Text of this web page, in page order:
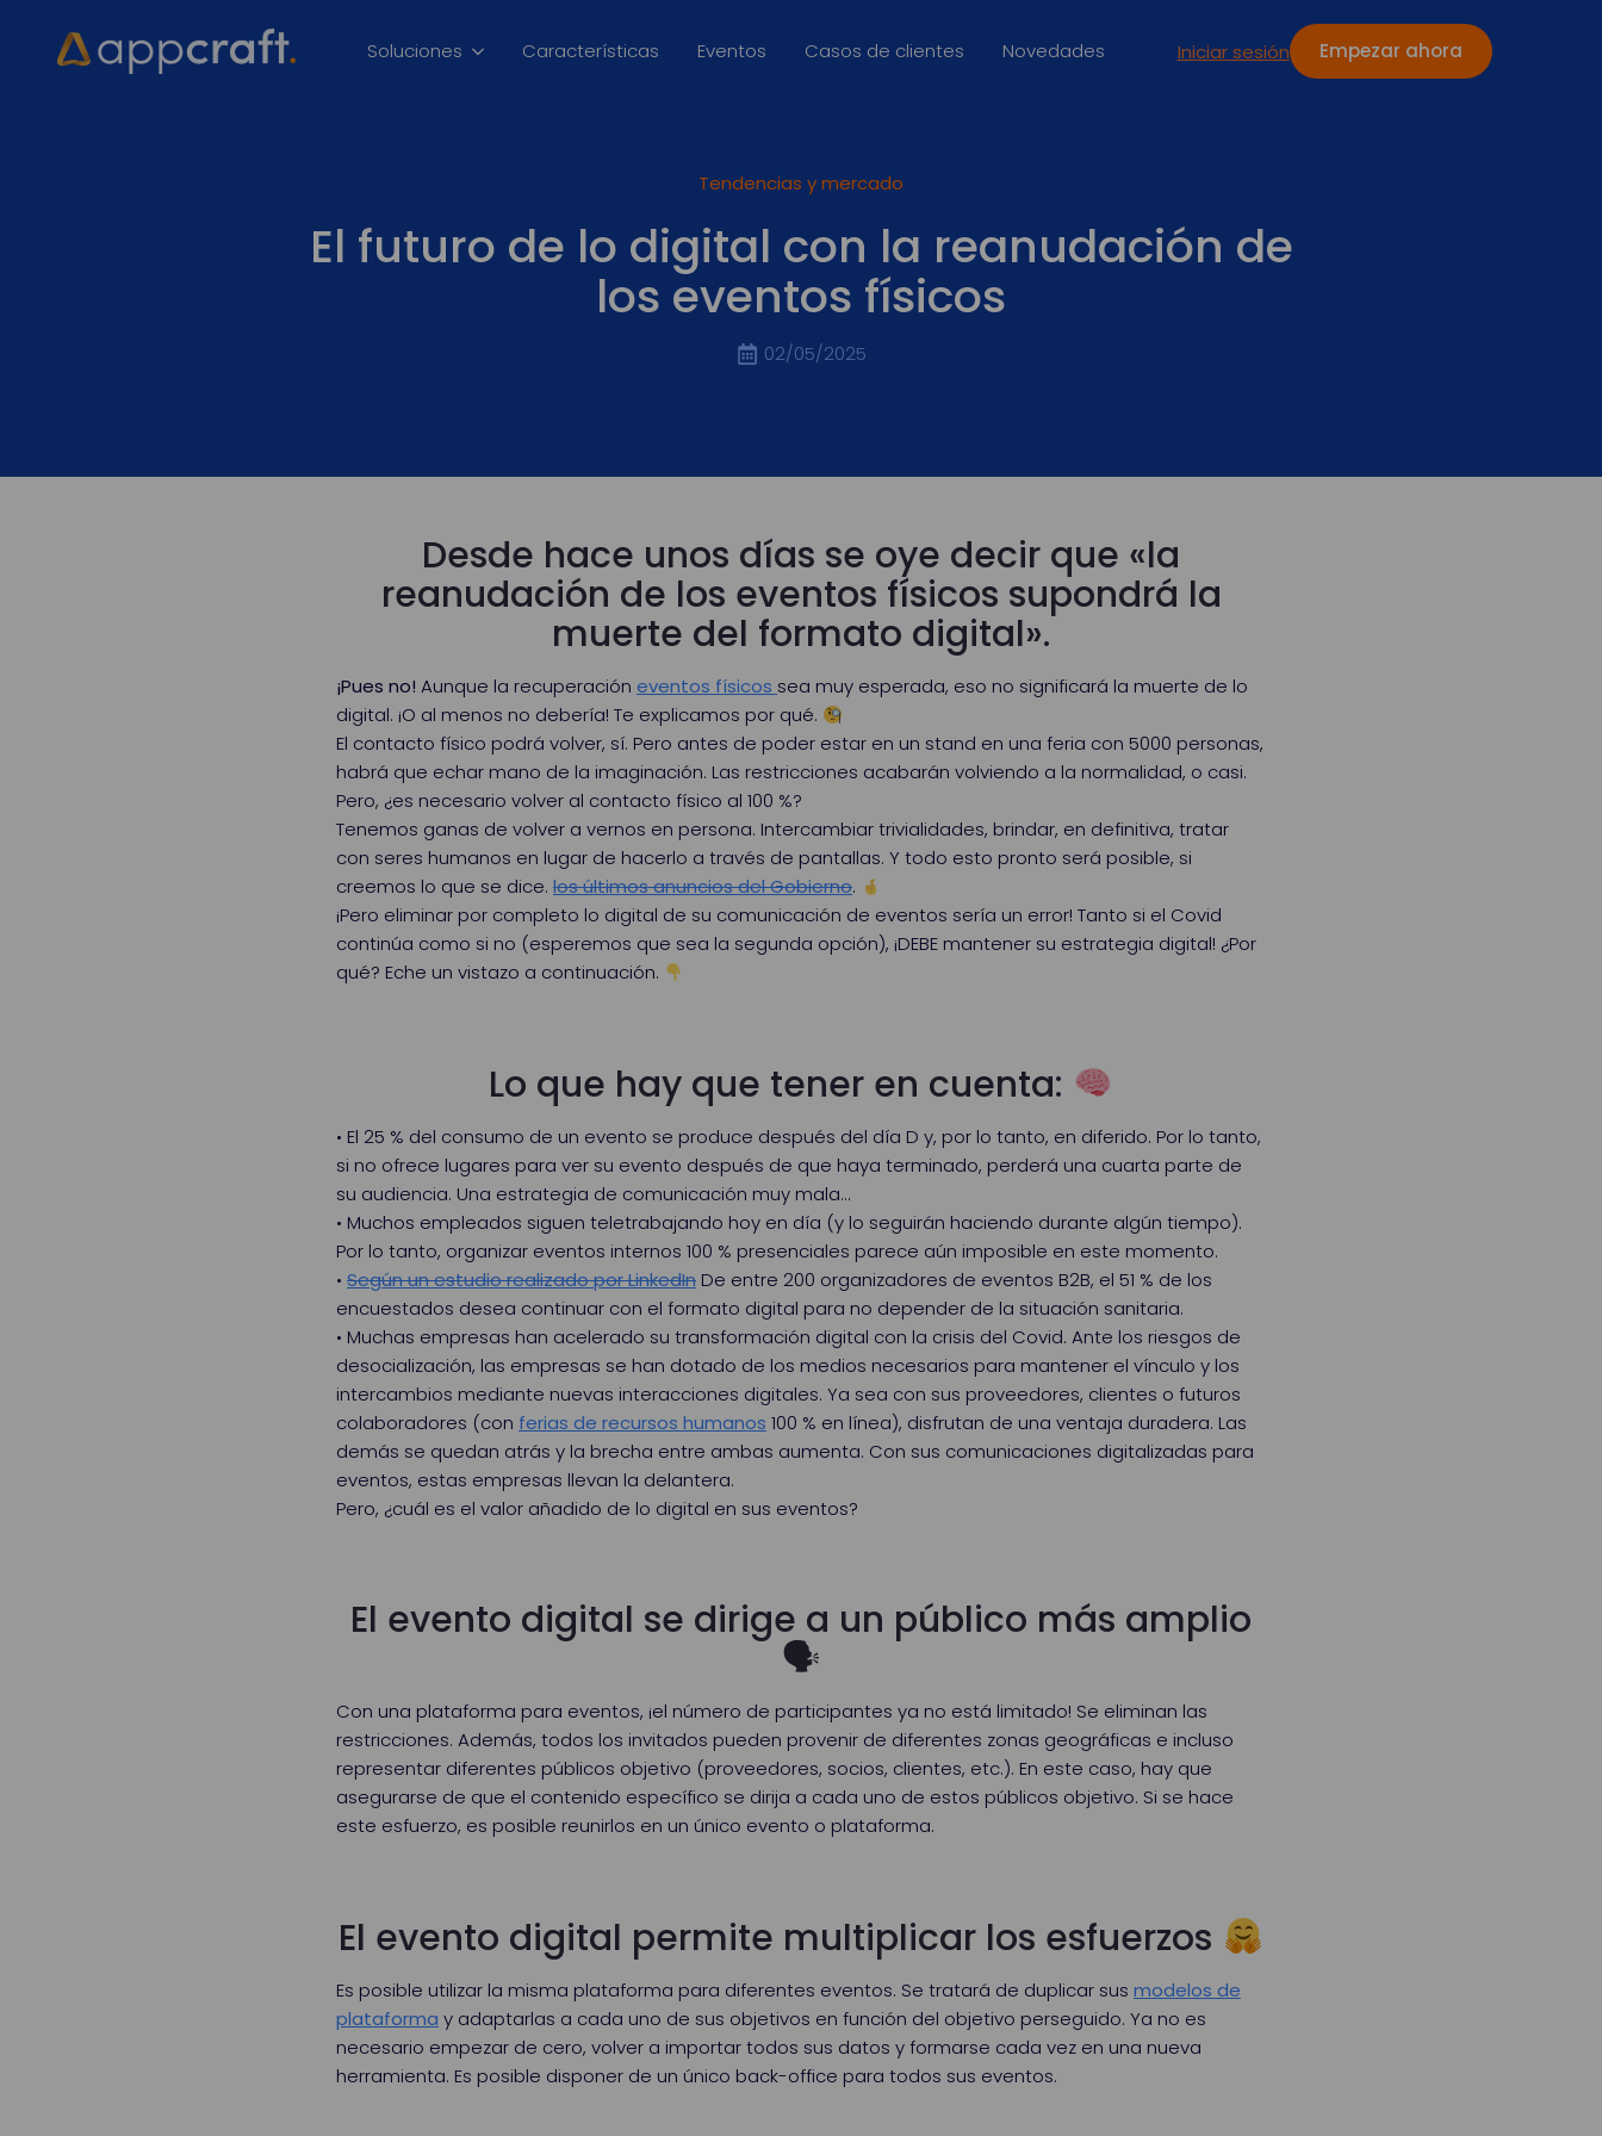
Soluciones Características Eventos Casos de clientes Novedades Iniciar sesión Empezar ahora
Tendencias y mercado
El futuro de lo digital con la reanudación de
los eventos físicos
02/05/2025
Desde hace unos días se oye decir que «la
reanudación de los eventos físicos supondrá la
muerte del formato digital».
¡Pues no! Aunque la recuperación eventos físicos sea muy esperada, eso no significará la muerte de lo
digital. ¡O al menos no debería! Te explicamos por qué.
El contacto físico podrá volver, sí. Pero antes de poder estar en un stand en una feria con 5000 personas,
habrá que echar mano de la imaginación. Las restricciones acabarán volviendo a la normalidad, o casi.
Pero, ¿es necesario volver al contacto físico al 100 %?
Tenemos ganas de volver a vernos en persona. Intercambiar trivialidades, brindar, en definitiva, tratar
con seres humanos en lugar de hacerlo a través de pantallas. Y todo esto pronto será posible, si
creemos lo que se dice. los últimos anuncios del Gobierno.
¡Pero eliminar por completo lo digital de su comunicación de eventos sería un error! Tanto si el Covid
continúa como si no (esperemos que sea la segunda opción), ¡DEBE mantener su estrategia digital! ¿Por
qué? Eche un vistazo a continuación.
Lo que hay que tener en cuenta:
• El 25 % del consumo de un evento se produce después del día D y, por lo tanto, en diferido. Por lo tanto,
si no ofrece lugares para ver su evento después de que haya terminado, perderá una cuarta parte de
su audiencia. Una estrategia de comunicación muy mala...
• Muchos empleados siguen teletrabajando hoy en día (y lo seguirán haciendo durante algún tiempo).
Por lo tanto, organizar eventos internos 100 % presenciales parece aún imposible en este momento.
• Según un estudio realizado por LinkedIn De entre 200 organizadores de eventos B2B, el 51 % de los
encuestados desea continuar con el formato digital para no depender de la situación sanitaria.
• Muchas empresas han acelerado su transformación digital con la crisis del Covid. Ante los riesgos de
desocialización, las empresas se han dotado de los medios necesarios para mantener el vínculo y los
intercambios mediante nuevas interacciones digitales. Ya sea con sus proveedores, clientes o futuros
colaboradores (con ferias de recursos humanos 100 % en línea), disfrutan de una ventaja duradera. Las
demás se quedan atrás y la brecha entre ambas aumenta. Con sus comunicaciones digitalizadas para
eventos, estas empresas llevan la delantera.
Pero, ¿cuál es el valor añadido de lo digital en sus eventos?
El evento digital se dirige a un público más amplio
🗣
Con una plataforma para eventos, ¡el número de participantes ya no está limitado! Se eliminan las
restricciones. Además, todos los invitados pueden provenir de diferentes zonas geográficas e incluso
representar diferentes públicos objetivo (proveedores, socios, clientes, etc.). En este caso, hay que
asegurarse de que el contenido específico se dirija a cada uno de estos públicos objetivo. Si se hace
este esfuerzo, es posible reunirlos en un único evento o plataforma.
El evento digital permite multiplicar los esfuerzos
Es posible utilizar la misma plataforma para diferentes eventos. Se tratará de duplicar sus modelos de
plataforma y adaptarlas a cada uno de sus objetivos en función del objetivo perseguido. Ya no es
necesario empezar de cero, volver a importar todos sus datos y formarse cada vez en una nueva
herramienta. Es posible disponer de un único back-office para todos sus eventos.